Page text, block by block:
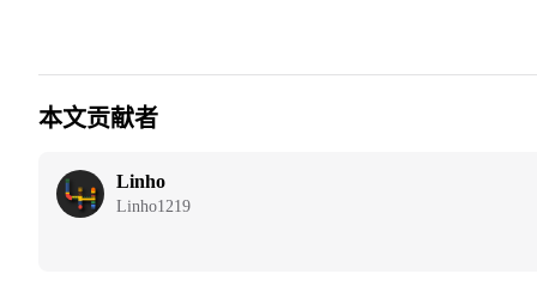
本文贡献者
Linho
Linho1219